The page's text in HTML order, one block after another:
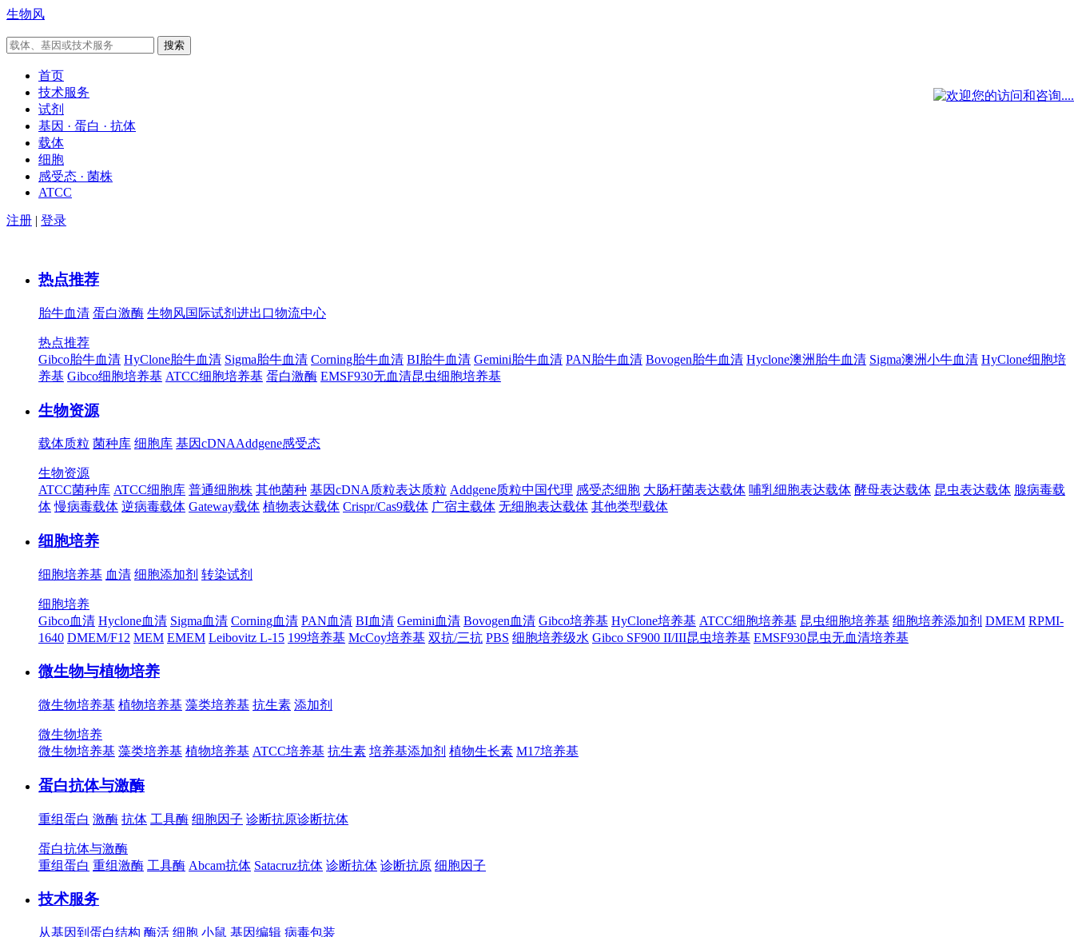
生物风
首页
技术服务
试剂
基因 · 蛋白 · 抗体
载体
细胞
感受态 · 菌株
ATCC
注册 | 登录
热点推荐
胎牛血清 蛋白激酶 生物风国际试剂进出口物流中心
热点推荐
Gibco胎牛血清 HyClone胎牛血清 Sigma胎牛血清 Corning胎牛血清 BI胎牛血清 Gemini胎牛血清 PAN胎牛血清 Bovogen胎牛血清 Hyclone澳洲胎牛血清 Sigma澳洲小牛血清 HyClone细胞培
养基 Gibco细胞培养基 ATCC细胞培养基 蛋白激酶 EMSF930无血清昆虫细胞培养基
生物资源
载体质粒 菌种库 细胞库 基因cDNAAddgene感受态
生物资源
ATCC菌种库 ATCC细胞库 普通细胞株 其他菌种 基因cDNA质粒表达质粒 Addgene质粒中国代理 感受态细胞 大肠杆菌表达载体 哺乳细胞表达载体 酵母表达载体 昆虫表达载体 腺病毒载
体 慢病毒载体 逆病毒载体 Gateway载体 植物表达载体 Crispr/Cas9载体 广宿主载体 无细胞表达载体 其他类型载体
细胞培养
细胞培养基 血清 细胞添加剂 转染试剂
细胞培养
Gibco血清 Hyclone血清 Sigma血清 Corning血清 PAN血清 BI血清 Gemini血清 Bovogen血清 Gibco培养基 HyClone培养基 ATCC细胞培养基 昆虫细胞培养基 细胞培养添加剂 DMEM RPMI-
1640 DMEM/F12 MEM EMEM Leibovitz L-15 199培养基 McCoy培养基 双抗/三抗 PBS 细胞培养级水 Gibco SF900 II/III昆虫培养基 EMSF930昆虫无血清培养基
微生物与植物培养
微生物培养基 植物培养基 藻类培养基 抗生素 添加剂
微生物培养
微生物培养基 藻类培养基 植物培养基 ATCC培养基 抗生素 培养基添加剂 植物生长素 M17培养基
蛋白抗体与激酶
重组蛋白 激酶 抗体 工具酶 细胞因子 诊断抗原诊断抗体
蛋白抗体与激酶
重组蛋白 重组激酶 工具酶 Abcam抗体 Satacruz抗体 诊断抗体 诊断抗原 细胞因子
技术服务
从基因到蛋白结构 酶活 细胞 小鼠 基因编辑 病毒包装